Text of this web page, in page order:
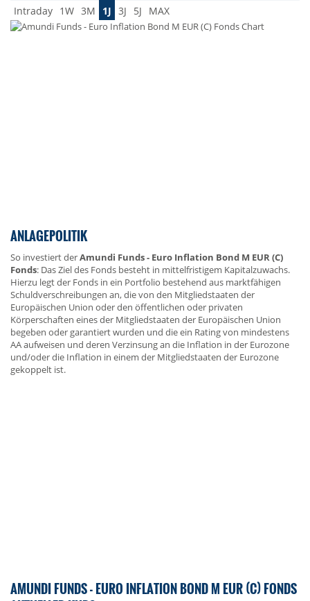
Intraday 1W 3M 1J 3J 5J MAX
ANLAGEPOLITIK
So investiert derAmundi Funds - Euro Inflation Bond M EUR (C)
Fonds: Das Ziel des Fonds besteht in mittelfristigem Kapitalzuwachs.
Hierzu legt der Fonds in ein Portfolio bestehend aus marktfähigen
Schuldverschreibungen an, die von den Mitgliedstaaten der
Europäischen Union oder den öffentlichen oder privaten
Körperschaften eines der Mitgliedstaaten der Europäischen Union
begeben oder garantiert wurden und die ein Rating von mindestens
AA aufweisen und deren Verzinsung an die Inflation in der Eurozone
und/oder die Inflation in einem der Mitgliedstaaten der Eurozone
gekoppelt ist.
AMUNDI FUNDS - EURO INFLATION BOND M EUR (C) FONDS